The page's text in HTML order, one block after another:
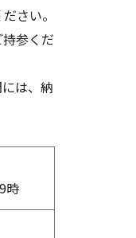
さい。
参くだ
は、納
時